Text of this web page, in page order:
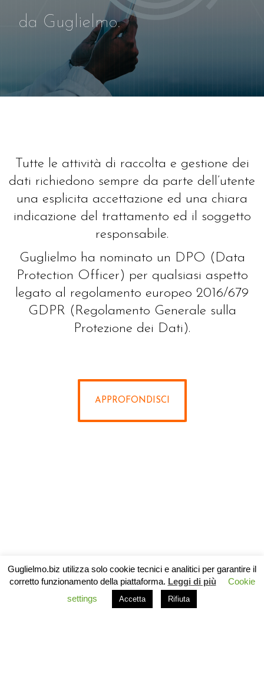
da Guglielmo.
Tutte le attività di raccolta e gestione dei
dati richiedono sempre da parte dell’utente
una esplicita accettazione ed una chiara
indicazione del trattamento ed il soggetto
responsabile.
Guglielmo ha nominato un DPO (Data
Protection Officer) per qualsiasi aspetto
legato al regolamento europeo 2016/679
GDPR (Regolamento Generale sulla
Protezione dei Dati).
APPROFONDISCI
Guglielmo.biz utilizza solo cookie tecnici e analitici per garantire il
corretto funzionamento della piattaforma. Leggi di più
Cookie
settings
Accetta Rifiuta